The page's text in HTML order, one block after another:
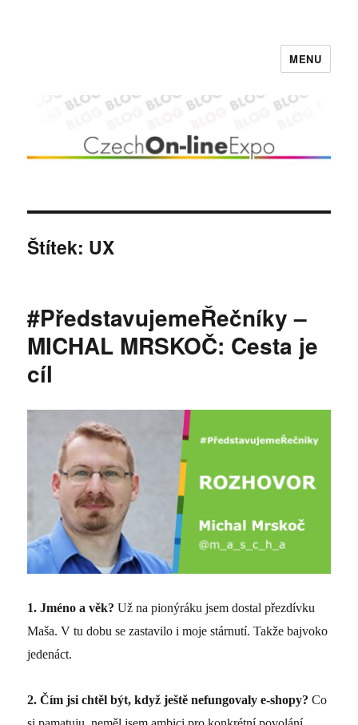
MENU
Štítek: UX
#PředstavujemeŘečníky –
MICHAL MRSKOČ: Cesta je
cíl
1.Jméno a věk? Už na pionýráku jsem dostal přezdívku
Maša. V tu dobu se zastavilo i moje stárnutí. Takže bajvoko
jedenáct.
2.Čím jsi chtěl být, když ještě nefungovaly e-shopy?Co